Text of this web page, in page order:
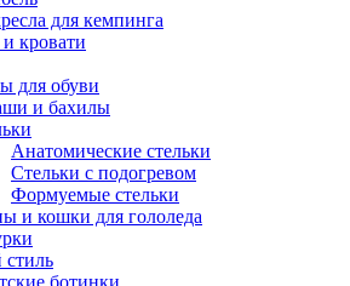
для кемпинга
кровати
для обуви
и бахилы
Анатомические стельки
Стельки с подогревом
Формуемые стельки
и кошки для гололеда
ботинки